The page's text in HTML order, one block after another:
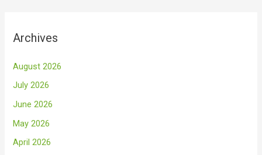
Archives
August 2026
July 2026
June 2026
May 2026
April 2026